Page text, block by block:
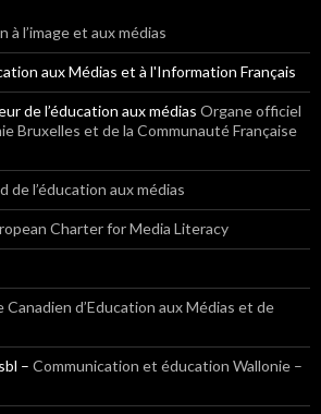
à l’image et aux médias
aux Médias et à l'Information Français
de l’éducation aux médias Organe officiel
Bruxelles et de la Communauté Française
de l’éducation aux médias
Charter for Media Literacy
Canadien d’Education aux Médias et de
– Communication et éducation Wallonie –